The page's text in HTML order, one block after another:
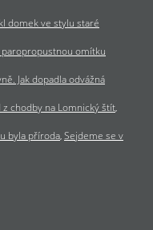
domek ve stylu staré
paropropustnou omítku
Jak dopadla odvážná
chodby na Lomnický štít
byla příroda Sejdeme se v